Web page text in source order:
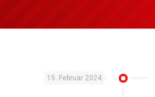
15. Februar 2024